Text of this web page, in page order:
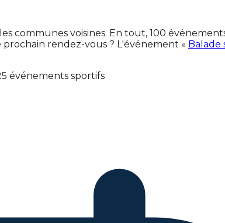
communes voisines. En tout, 100
rendez-vous ? L'événement « Balade
événements sportifs